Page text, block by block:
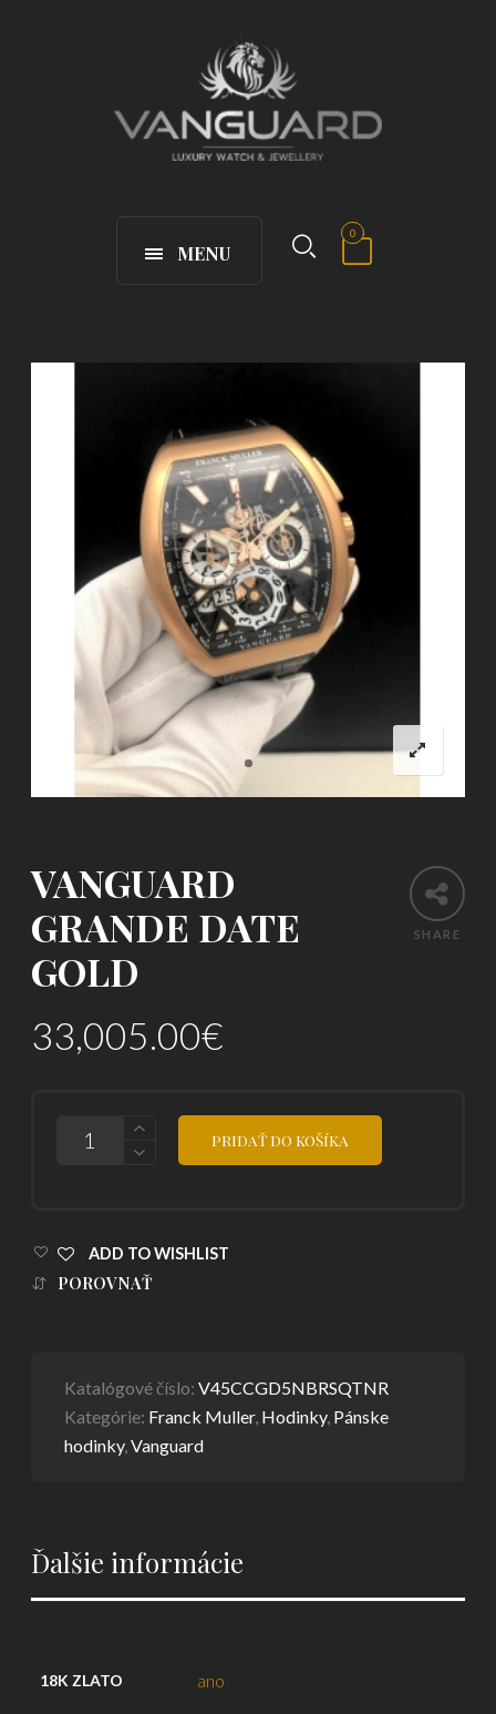
MENU
0
SHARE
VANGUARD
GRANDE DATE
GOLD
33,005.00€
PRIDAŤ DO KOŠÍKA
ADD TO WISHLIST
POROVNAŤ
Katalógové číslo:V45CCGD5NBRSQTNR
Kategórie: Franck Muller, Hodinky, Pánske
hodinky,Vanguard
Ďalšie informácie
18K ZLATO ano